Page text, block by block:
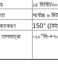
১৫ মিনিট/
সর্বোচ্চ ৬
150°
তাপমাত্রা -২০°সি-